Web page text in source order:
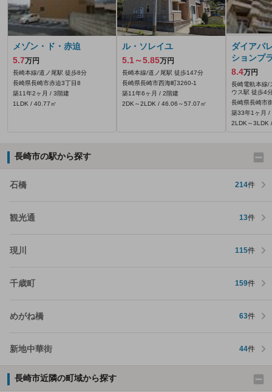
メゾン・ド・赤迫
5.7万円
長崎本線/道ノ尾駅 徒歩8分
長崎県長崎市赤迫3丁目8
築11年2ヶ月 / 3階建
1LDK / 40.77㎡
ル・ソレイユ
5.1～5.85万円
長崎本線/道ノ尾駅 徒歩147分
長崎県長崎市西海町3260‐1
築11年6ヶ月 / 2階建
2DK～2LDK / 46.06～57.07㎡
ダイアパ
ションプ
8.4万円
長崎電軌本線/
ウス駅 徒歩4
長崎県長崎市
築33年1ヶ月 /
2LDK～3LDK
長崎市の駅から探す
石橋 214件
観光通 13件
現川 115件
千歳町 159件
めがね橋 63件
新地中華街 44件
長崎市近隣の町域から探す